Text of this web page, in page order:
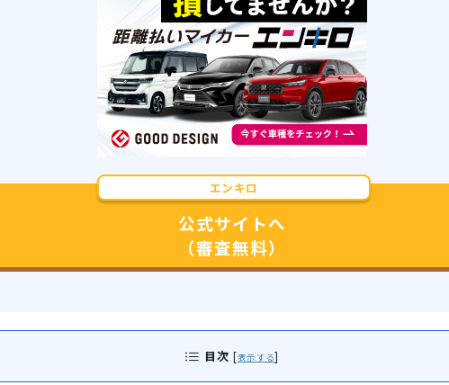
エンキロ
公式サイトへ
（審査無料）
目次 [表示する]